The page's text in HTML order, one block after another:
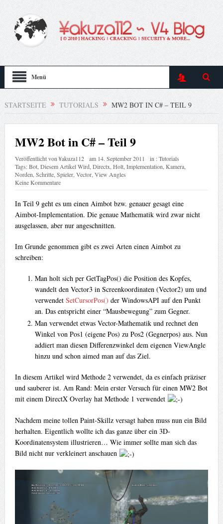
Menü
STARTSEITE TUTORIALS MW2 BOT IN C# – TEIL 9
MW2 Bot in C# – Teil 9
Veröffentlicht von¥akuza112 am 14. September 2011 in :Tutorials
Tags:Bot, Diesem Artikel Wird, Directx Holt, Implementation Kamera,
Norden Schritte, Spieler, Vector, View Angles
Keine Kommentare
In Teil 9 geht es um einen Aimbot bzw. genauer gesagt eine
Aimbot-Implementation. Die genaue Mathematik wird zwar nicht
ausgelassen, aber nur angeschnitten.
Im Grunde genommen gibt es zwei Arten einen Aimbot zu
schreiben:
Man holt sich per GetTagPos() die Position des Kopfes,
wandelt den Vector3 in Screenkoordinaten (Vector2) um und
verwendet SetCursorPos() der WindowsAPI auf den Punkt
an. Das entspricht einer “Mausbewegung” zum Gegner.
Man verwendet etwas Vector-Mathematik und rechnet den
Winkel von Pos1 (eigene Pos) zu Pos2 (Gegnerpos) aus. Nun
addiert man diesen Differenzwinkel dem eigenen ViewAngle
hinzu und schon aimed man auf das Ziel.
In diesem Artikel wird Methode 2 verwendet, da es einfach präziser
und sauberer ist. Am Rand: Mein erster Versuch für einen MW2 Bot
mit einem DirectX Overlay hat Methode 1 verwendet
Nachdem meine tollen Paint-Skillz versagt haben muss nun ein Bild
herhalten. Eigentlich wollte ich das ganze über ein 3D-
Koordinatensystem illustrieren… Wie immer sollte man sich das
Bild nicht nur verkleinert anschauen